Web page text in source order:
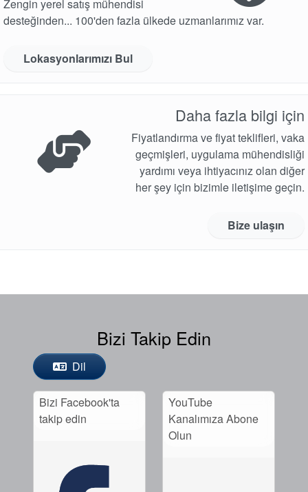
Zengin yerel satış mühendisi
desteğinden... 100'den fazla ülkede uzmanlarımız var.
Lokasyonlarımızı Bul
Daha fazla bilgi için
Fiyatlandırma ve fiyat teklifleri, vaka
geçmişleri, uygulama mühendisliği
yardımı veya ihtiyacınız olan diğer
her şey için bizimle iletişime geçin.
Bize ulaşın
Bizi Takip Edin
Dil
Bizi Facebook'ta
takip edin
YouTube
Kanalımıza Abone
Olun